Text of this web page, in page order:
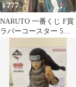
¥777
NARUTO 一番くじ F賞
ラバーコースター 5種